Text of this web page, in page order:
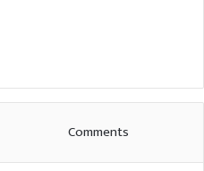
Comments